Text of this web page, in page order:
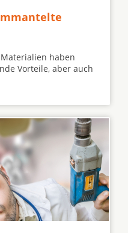
haben
Vorteile, aber auch